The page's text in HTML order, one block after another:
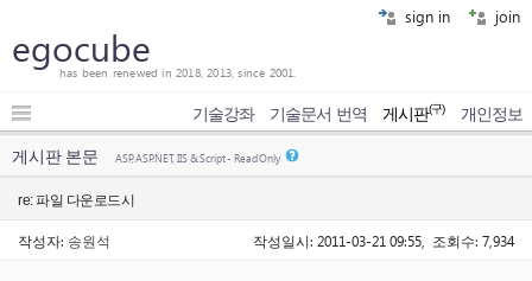
sign in join
egocube
has been renewed in 2018, 2013, since 2001.
기술강좌 기술문서 번역 게시판(구) 개인정보
게시판 본문 ASP, ASP.NET, IIS & Script - Read Only
re: 파일 다운로드시
작성자: 송원석 작성일시: 2011-03-21 09:55, 조회수: 7,934